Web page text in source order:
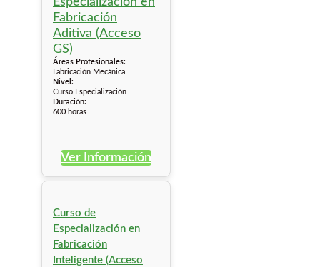
Áreas Profesionales:
Fabricación Mecánica
Nivel:
Curso Especialización
Duración:
600 horas
Ver Información
Curso de
Especialización en
Fabricación
Inteligente (Acceso